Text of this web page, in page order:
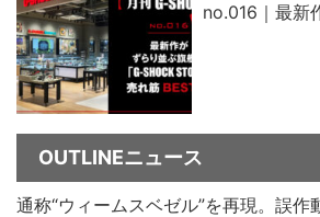
no.016｜最新
OUTLINEニュース
通称“ウィームスベゼル”を再現。誤